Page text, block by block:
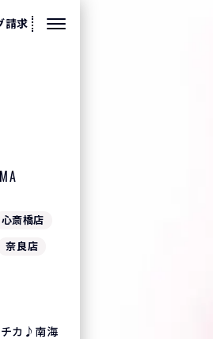
請求
心斎橋店
奈良店
チカ♪南海